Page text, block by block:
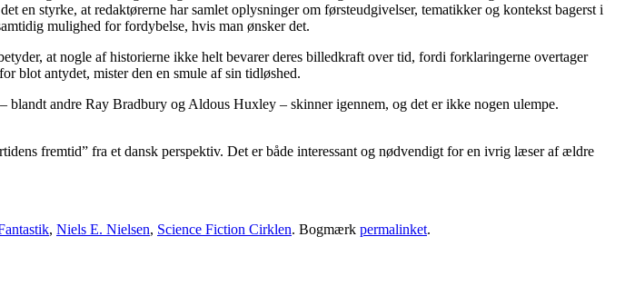
en styrke, at redaktørerne har samlet oplysninger om førsteudgivelser, tematikker og kontekst bagerst i
mulighed for fordybelse, hvis man ønsker det.
at nogle af historierne ikke helt bevarer deres billedkraft over tid, fordi forklaringerne overtager
blot antydet, mister den en smule af sin tidløshed.
andre Ray Bradbury og Aldous Huxley – skinner igennem, og det er ikke nogen ulempe.
fremtid” fra et dansk perspektiv. Det er både interessant og nødvendigt for en ivrig læser af ældre
, Niels E. Nielsen, Science Fiction Cirklen. Bogmærk permalinket.